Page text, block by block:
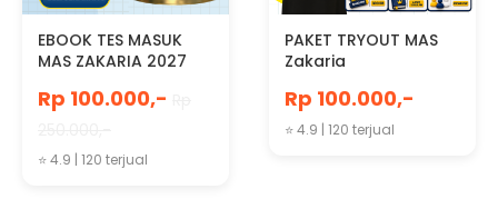
EBOOK TES MASUK
MAS ZAKARIA 2027
Rp 100.000,-
⭐ 4.9 | 120 terjual
PAKET TRYOUT MAS
Zakaria
Rp 100.000,-
⭐ 4.9 | 120 terjual